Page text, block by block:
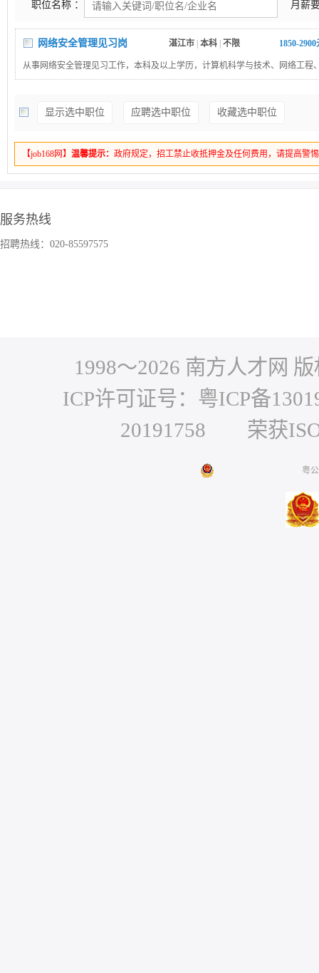
职位名称 ： 月薪
网络安全管理见习岗 湛江市 本科 不限 1850-2900
从事网络安全管理见习工作，本科及以上学历，计算机科学与技术、网络工程
网络空间安全专业。个人简历请发ltlysyh@163.com。
显示选中职位 应聘选中职位 收藏选中职位
【job168网】 温馨提示： 政府规定，招工禁止收抵押金及任何费用，请提高警
服务热线
招聘热线：020-85597575
1998～2026 南方人才网
ICP许可证号：粤ICP备
20191758 荣获
粤